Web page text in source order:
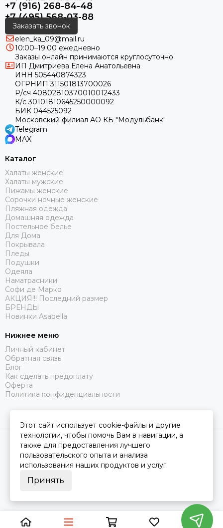
+7 (916) 268-84-48
+7 (495) 568-03-88
Заказать звонок
elen_ka_09@mail.ru
10:00–19:00 ежедневно
Заказы онлайн принимаются круглосуточно
ИП Дмитриева Елена Анатольевна
ИНН 505440874323
ОГРНИП 311501813700026
Р/сч 40802810370010012433
К/с 30101810645250000092
БИК 044525092
Московский филиал АО КБ "Модульбанк"
Telegram
MAX
Каталог
Халаты женские
Халаты мужские
Пижамы женские
Сорочки ночные женские
Пляжная одежда
Домашняя одежда
Постельное белье
Для Дома
Покрывала
Пледы
Подушки
Одеяла
Наматрасники
Софи де Марко
АКЦИЯ!!! Последний размер
БРЕНДЫ
Новинки Asabella
Нижнее меню
Личный кабинет
Обратная связь
Блог
Как сделать предоплату
Оферта
Политика конфиденциальности
2026 © Царство Сна.Карта сайта
Этот сайт использует cookie-файлы и другие
технологии, чтобы помочь Вам в навигации, а
также для предоставления лучшего
пользовательского опыта и анализа
использования наших продуктов и услуг.
Принять